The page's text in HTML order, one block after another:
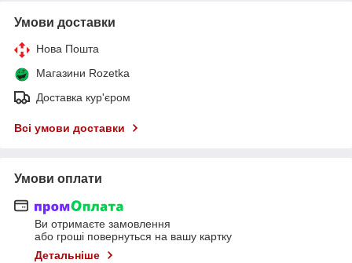
Умови доставки
Нова Пошта
Магазини Rozetka
Доставка кур'єром
Всі умови доставки
Умови оплати
Ви отримаєте замовлення
або гроші повернуться на вашу картку
Детальніше